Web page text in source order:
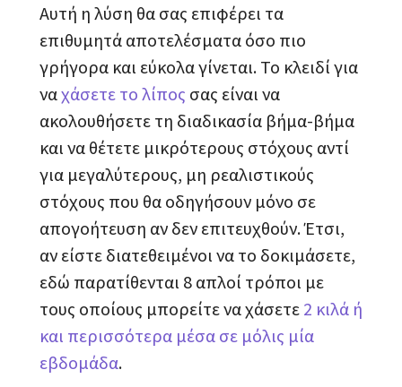
Αυτή η λύση θα σας επιφέρει τα
επιθυμητά αποτελέσματα όσο πιο
γρήγορα και εύκολα γίνεται. Το κλειδί για
ναχάσετε το λίπος σας είναι να
ακολουθήσετε τη διαδικασία βήμα-βήμα
και να θέτετε μικρότερους στόχους αντί
για μεγαλύτερους, μη ρεαλιστικούς
στόχους που θα οδηγήσουν μόνο σε
απογοήτευση αν δεν επιτευχθούν. Έτσι,
αν είστε διατεθειμένοι να το δοκιμάσετε,
εδώ παρατίθενται 8 απλοί τρόποι με
τους οποίους μπορείτε να χάσετε 2 κιλά ή
και περισσότερα μέσα σε μόλις μία
εβδομάδα.